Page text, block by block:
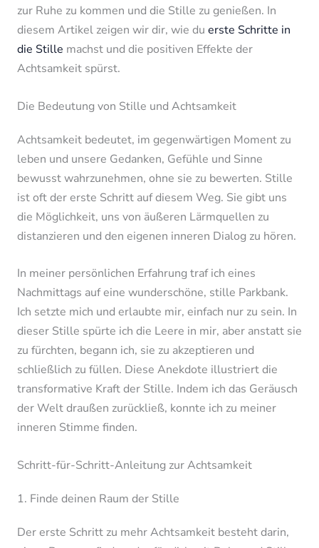
zur Ruhe zu kommen und die Stille zu genießen. In
diesem Artikel zeigen wir dir, wie du erste Schritte in
die Stille machst und die positiven Effekte der
Achtsamkeit spürst.
Die Bedeutung von Stille und Achtsamkeit
Achtsamkeit bedeutet, im gegenwärtigen Moment zu
leben und unsere Gedanken, Gefühle und Sinne
bewusst wahrzunehmen, ohne sie zu bewerten. Stille
ist oft der erste Schritt auf diesem Weg. Sie gibt uns
die Möglichkeit, uns von äußeren Lärmquellen zu
distanzieren und den eigenen inneren Dialog zu hören.
In meiner persönlichen Erfahrung traf ich eines
Nachmittags auf eine wunderschöne, stille Parkbank.
Ich setzte mich und erlaubte mir, einfach nur zu sein. In
dieser Stille spürte ich die Leere in mir, aber anstatt sie
zu fürchten, begann ich, sie zu akzeptieren und
schließlich zu füllen. Diese Anekdote illustriert die
transformative Kraft der Stille. Indem ich das Geräusch
der Welt draußen zurückließ, konnte ich zu meiner
inneren Stimme finden.
Schritt-für-Schritt-Anleitung zur Achtsamkeit
1. Finde deinen Raum der Stille
Der erste Schritt zu mehr Achtsamkeit besteht darin,